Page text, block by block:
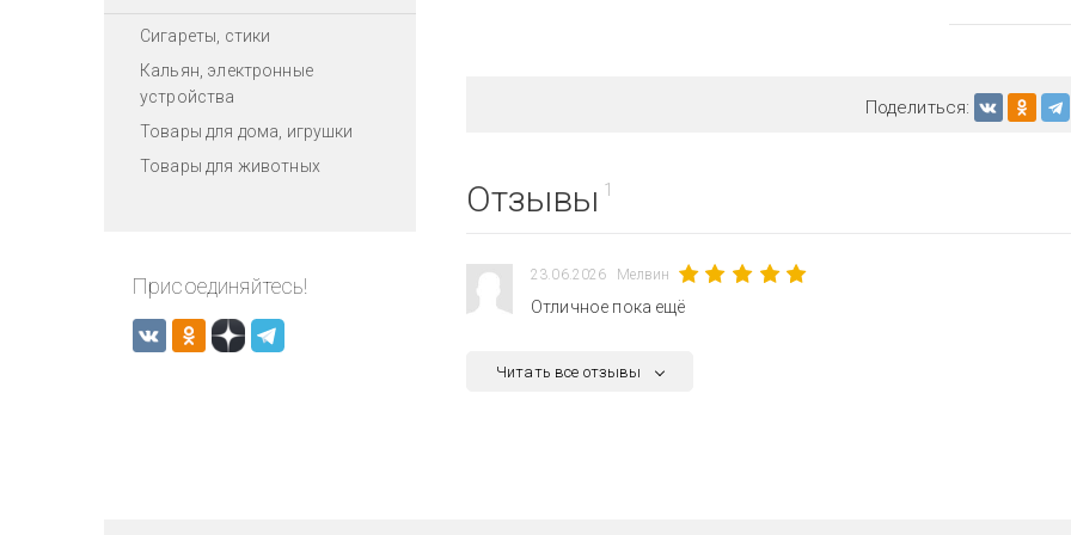
Сигареты, стики
Кальян, электронные
устройства
Товары для дома, игрушки
Товары для животных
Присоединяйтесь!
Поделиться:
Отзывы 1
23.06.2026 Мелвин
Отличное пока ещё
Читать все отзывы